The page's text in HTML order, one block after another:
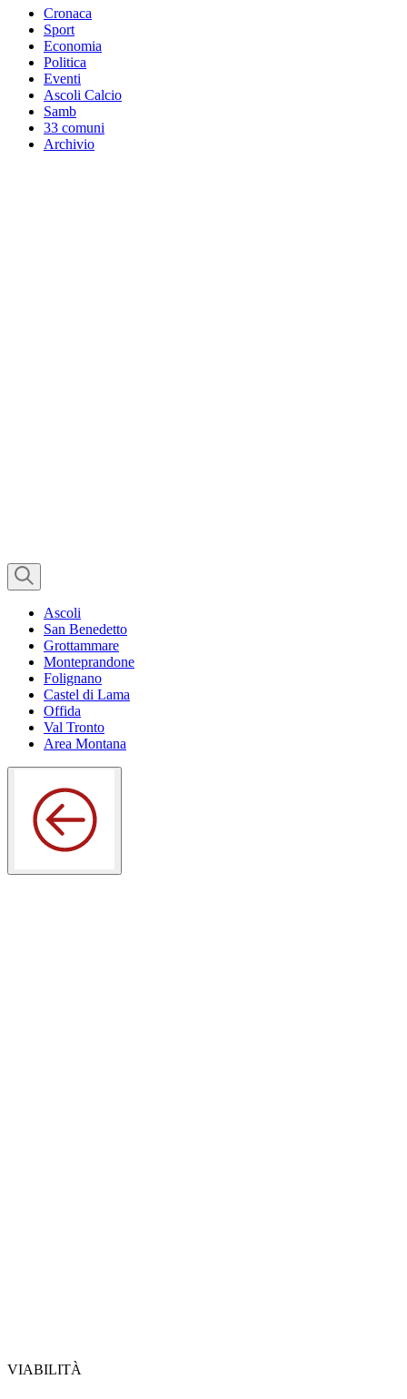
Cronaca
Sport
Economia
Politica
Eventi
Ascoli Calcio
Samb
33 comuni
Archivio
Ascoli
San Benedetto
Grottammare
Monteprandone
Folignano
Castel di Lama
Offida
Val Tronto
Area Montana
VIABILITÀ